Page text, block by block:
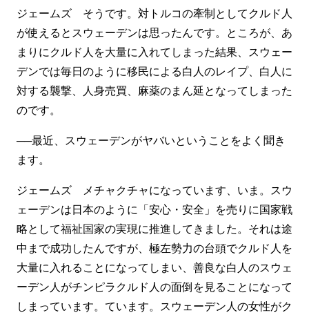
ジェームズ そうです。対トルコの牽制としてクルド人
が使えるとスウェーデンは思ったんです。ところが、あ
まりにクルド人を大量に入れてしまった結果、スウェー
デンでは毎日のように移民による白人のレイプ、白人に
対する襲撃、人身売買、麻薬のまん延となってしまった
のです。
──最近、スウェーデンがヤバいということをよく聞き
ます。
ジェームズ メチャクチャになっています、いま。スウ
ェーデンは日本のように「安心・安全」を売りに国家戦
略として福祉国家の実現に推進してきました。それは途
中まで成功したんですが、極左勢力の台頭でクルド人を
大量に入れることになってしまい、善良な白人のスウェ
ーデン人がチンピラクルド人の面倒を見ることになって
しまっています。ています。スウェーデン人の女性がク